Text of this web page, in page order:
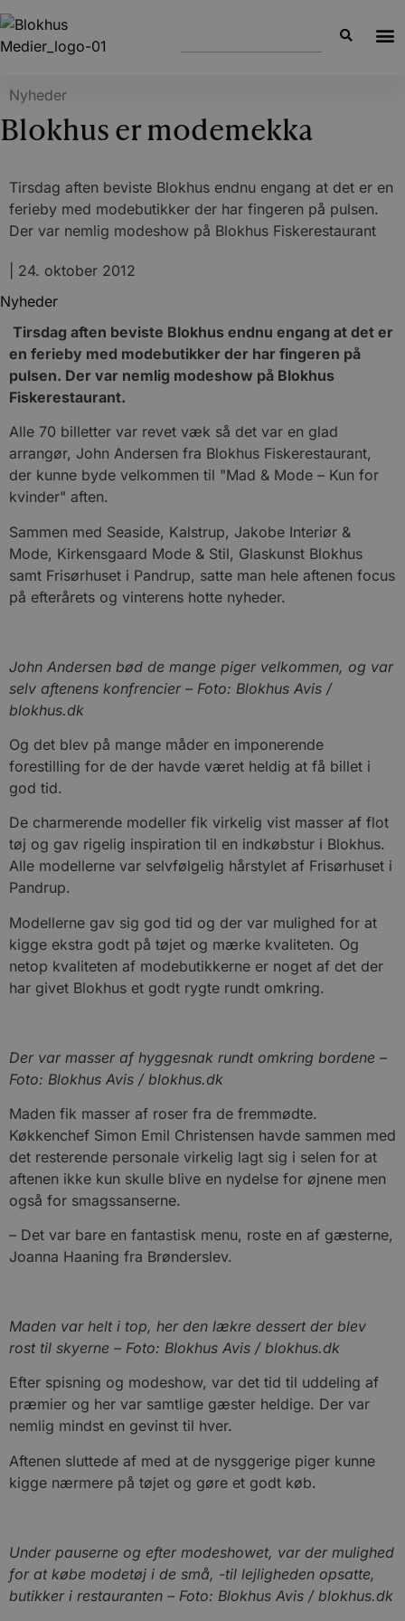
Nyheder
Blokhus er modemekka
Tirsdag aften beviste Blokhus endnu engang at det er en
ferieby med modebutikker der har fingeren på pulsen.
Der var nemlig modeshow på Blokhus Fiskerestaurant
24. oktober 2012
Nyheder
Tirsdag aften beviste Blokhus endnu engang at det er
en ferieby med modebutikker der har fingeren på
pulsen. Der var nemlig modeshow på Blokhus
Fiskerestaurant.
Alle 70 billetter var revet væk så det var en glad
arrangør, John Andersen fra Blokhus Fiskerestaurant,
der kunne byde velkommen til "Mad & Mode – Kun for
kvinder" aften.
Sammen med Seaside, Kalstrup, Jakobe Interiør &
Mode, Kirkensgaard Mode & Stil, Glaskunst Blokhus
samt Frisørhuset i Pandrup, satte man hele aftenen focus
på efterårets og vinterens hotte nyheder.
John Andersen bød de mange piger velkommen, og var
selv aftenens konfrencier – Foto: Blokhus Avis /
blokhus.dk
Og det blev på mange måder en imponerende
forestilling for de der havde været heldig at få billet i
god tid.
De charmerende modeller fik virkelig vist masser af flot
tøj og gav rigelig inspiration til en indkøbstur i Blokhus.
Alle modellerne var selvfølgelig hårstylet af Frisørhuset i
Pandrup.
Modellerne gav sig god tid og der var mulighed for at
kigge ekstra godt på tøjet og mærke kvaliteten. Og
netop kvaliteten af modebutikkerne er noget af det der
har givet Blokhus et godt rygte rundt omkring.
Der var masser af hyggesnak rundt omkring bordene –
Foto: Blokhus Avis / blokhus.dk
Maden fik masser af roser fra de fremmødte.
Køkkenchef Simon Emil Christensen havde sammen med
det resterende personale virkelig lagt sig i selen for at
aftenen ikke kun skulle blive en nydelse for øjnene men
også for smagssanserne.
– Det var bare en fantastisk menu, roste en af gæsterne,
Joanna Haaning fra Brønderslev.
Maden var helt i top, her den lækre dessert der blev
rost til skyerne – Foto: Blokhus Avis / blokhus.dk
Efter spisning og modeshow, var det tid til uddeling af
præmier og her var samtlige gæster heldige. Der var
nemlig mindst en gevinst til hver.
Aftenen sluttede af med at de nysggerige piger kunne
kigge nærmere på tøjet og gøre et godt køb.
Under pauserne og efter modeshowet, var der mulighed
for at købe modetøj i de små, -til lejligheden opsatte,
butikker i restauranten – Foto: Blokhus Avis / blokhus.dk